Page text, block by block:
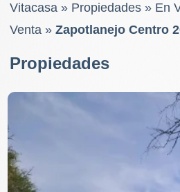
Vitacasa» Propiedades» En
Venta» Zapotlanejo Centro
Propiedades